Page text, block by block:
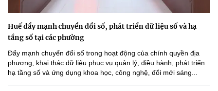
Huế đẩy mạnh chuyển đổi số, phát triển dữ liệu số và hạ
tầng số tại các phường
Đẩy mạnh chuyển đổi số trong hoạt động của chính quyền địa
phương, khai thác dữ liệu phục vụ quản lý, điều hành, phát triển
hạ tầng số và ứng dụng khoa học, công nghệ, đổi mới sáng...